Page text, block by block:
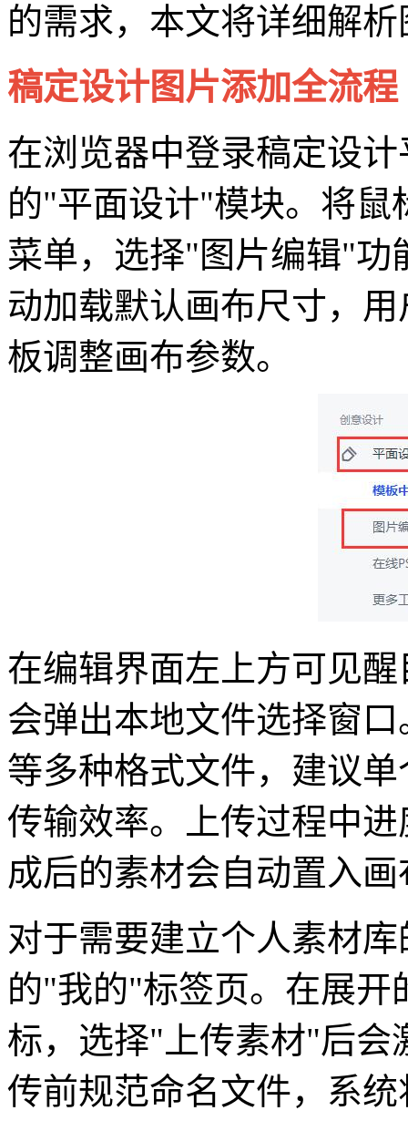
的需求，本文将详细解
稿定设计图片添加全流程
在浏览器中登录稿定设
的"平面设计"模块。将鼠
菜单，选择"图片编辑"功
动加载默认画布尺寸，
板调整画布参数。
在编辑界面左上方可见
会弹出本地文件选择窗口
等多种格式文件，建议
传输效率。上传过程中
成后的素材会自动置入
对于需要建立个人素材
的"我的"标签页。在展开
标，选择"上传素材"后会
传前规范命名文件，系